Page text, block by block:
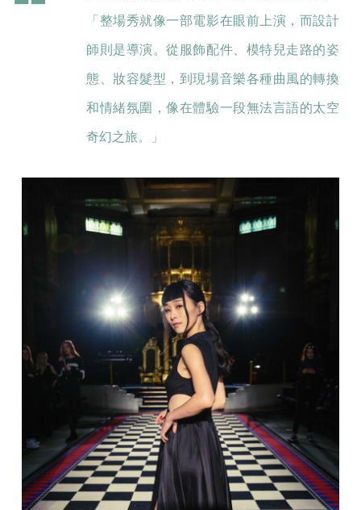
「整場秀就像一部電影在眼前上演，而設計
師則是導演。從服飾配件、模特兒走路的姿
態、妝容髮型，到現場音樂各種曲風的轉換
和情緒氛圍，像在體驗一段無法言語的太空
奇幻之旅。」